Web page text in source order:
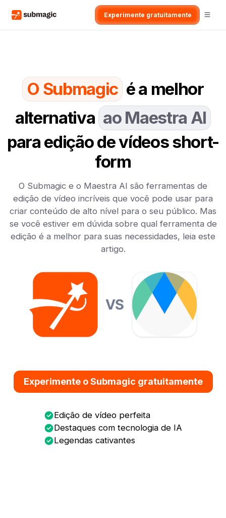
Experimente gratuitamente
O Submagic é a melhor
alternativa ao Maestra AI
para edição de vídeos short-
form
O Submagic e o Maestra AI são ferramentas de
edição de vídeo incríveis que você pode usar para
criar conteúdo de alto nível para o seu público. Mas
se você estiver em dúvida sobre qual ferramenta de
edição é a melhor para suas necessidades, leia este
artigo.
Experimente o Submagic gratuitamente
Edição de vídeo perfeita
Destaques com tecnologia de IA
Legendas cativantes